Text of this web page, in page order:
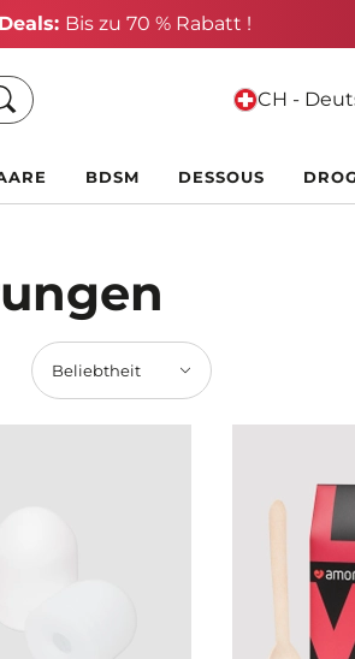
Bis zu 70 % Rabatt !
Suche CH -
BDSM DESSOUS
Beliebtheit